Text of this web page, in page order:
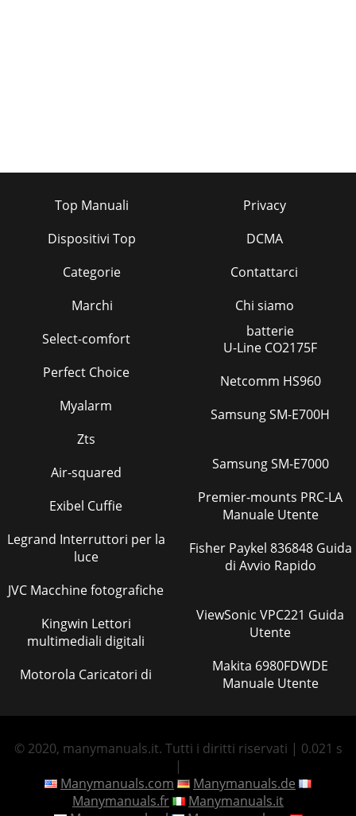
Top Manuali
Dispositivi Top
Categorie
Marchi
Privacy
DCMA
Contattarci
Chi siamo
Select-comfort
Perfect Choice
Myalarm
Zts
Air-squared
Exibel Cuffie
Legrand Interruttori per la
luce
JVC Macchine fotografiche
Kingwin Lettori
multimediali digitali
Motorola Caricatori di
batterie
U-Line CO2175F
Netcomm HS960
Samsung SM-E700H
Samsung SM-E7000
Premier-mounts PRC-LA
Manuale Utente
Fisher Paykel 836848 Guida
di Avvio Rapido
ViewSonic VPC221 Guida
Utente
Makita 6980FDWDE
Manuale Utente
© 2020, manymanuals.it. Tutti i diritti riservati | 0.021 s
|
Manymanuals.com
Manymanuals.de
Manymanuals.fr
Manymanuals.it